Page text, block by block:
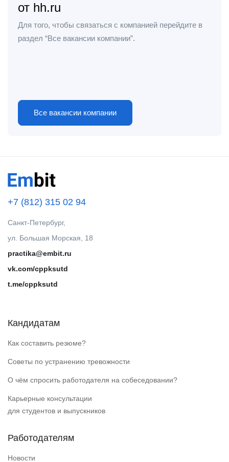
от hh.ru
Для того, чтобы связаться с компанией перейдите в
раздел “Все вакансии компании”.
Все вакансии компании
+7 (812) 315 02 94
Санкт-Петербург,
ул. Большая Морская, 18
practika@embit.ru
vk.com/cppksutd
t.me/cppksutd
Кандидатам
Как составить резюме?
Советы по устранению тревожности
О чём спросить работодателя на собеседовании?
Карьерные консультации
для студентов и выпускников
Работодателям
Новости